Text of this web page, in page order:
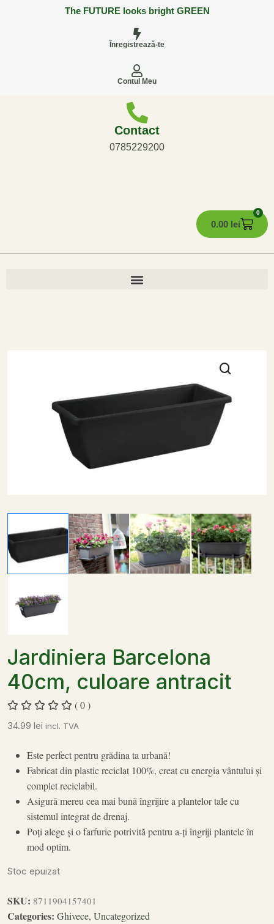
The FUTURE looks bright GREEN
Înregistrează-te
Contul Meu
Contact
0785229200
0.00 lei
0
Jardiniera Barcelona
40cm, culoare antracit
( 0 )
34.99 lei incl. TVA
Este perfect pentru grădina ta urbană!
Fabricat din plastic reciclat 100%, creat cu energia vântului și
complet reciclabil.
Asigură mereu cea mai bună îngrijire a plantelor tale cu
sistemul integrat de drenaj.
Poți alege și o farfurie potrivită pentru a-ți îngriji plantele în
mod optim.
Stoc epuizat
SKU: 8711904157401
Categories: Ghivece, Uncategorized